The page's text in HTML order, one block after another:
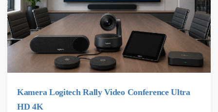
Kamera Logitech Rally Video Conference Ultra
HD 4K